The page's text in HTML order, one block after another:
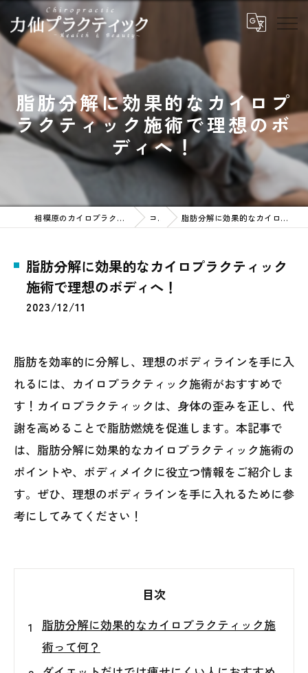
脂肪分解に効果的なカイロプ
ラクティック施術で理想のボ
ディへ！
相模原のカイロプラクティックなら力仙プラクティック コラム 脂肪分解に効果的なカイロプラクティック施術で理想のボディへ！
脂肪分解に効果的なカイロプラクティック
施術で理想のボディへ！
2023/12/11
脂肪を効率的に分解し、理想のボディラインを手に入
れるには、カイロプラクティック施術がおすすめで
す！カイロプラクティックは、身体の歪みを正し、代
謝を高めることで脂肪燃焼を促進します。本記事で
は、脂肪分解に効果的なカイロプラクティック施術の
ポイントや、ボディメイクに役立つ情報をご紹介しま
す。ぜひ、理想のボディラインを手に入れるために参
考にしてみてください！
目次
脂肪分解に効果的なカイロプラクティック施
術って何？